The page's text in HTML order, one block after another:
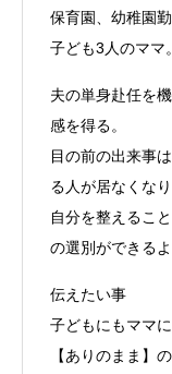
保育園、幼稚園勤
子ども3人のママ。
夫の単身赴任を
感を得る。
目の前の出来事
る人が居なくなり
自分を整えるこ
の選別ができるよ
伝えたい事
子どもにもママ
【ありのまま】